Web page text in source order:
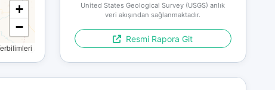
+
−
United States Geological Survey (USGS) anlık
veri akışından sağlanmaktadır.
Resmi Rapora Git